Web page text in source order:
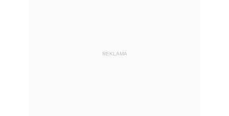
REKLAMA